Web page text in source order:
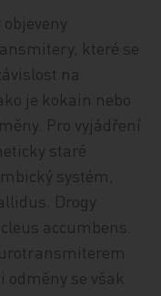
které se
na
je kokain nebo
Pro vyjádření
staré
systém,
Drogy
accumbens.
odměny se však